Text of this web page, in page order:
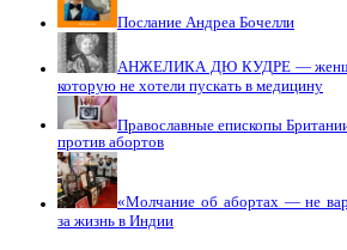
Послание Андреа Бочелли
АНЖЕЛИКА ДЮ КУДРЕ —
которую не хотели пускать в медицину
Православные епископы
против абортов
«Молчание об абортах — не
за жизнь в Индии